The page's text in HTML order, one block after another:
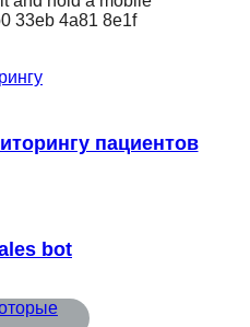
пациентов
bot